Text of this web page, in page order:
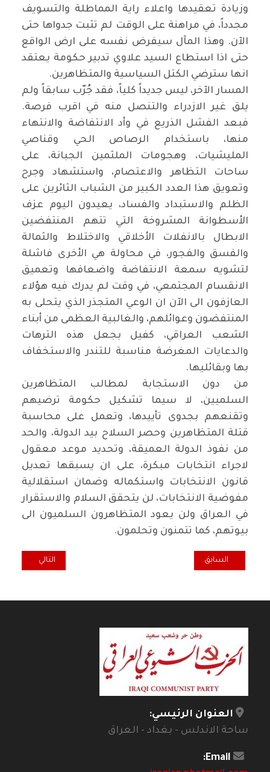
وزيادة تعقيدها واعلاء راية المماطلة والتسويف
مجدداً، في مراهنة على الوقت لم تثبت جدواها حتى
الآن. وهذا المآل سيفرض نفسه على ارض الواقع
حتى اذا استطاع السيد علاوي تدبير حكومة يعتقد
انها سترضي الكتل السياسية والمتظاهرين.
المسار الآخر، ليس جديداً كلياً، فقد جُرّب سابقاً ولم
يلق غير الازدراء والتنصل منه في اقرب فرصة.
فبعد الفشل الذريع في وأد الانتفاضة والانتهاء
منها، باستخدام الرصاص الحي وقناصي
المليشيات، وهجومات الملثمين الجبانة، على
ساحات التظاهر والاعتصام، واستشهاد وجرح
وتعويق هذا العدد الكبير من الشباب الثائرين على
الظلم والاستبداد والفساد، يعيدون اليوم عزف
الأسطوانة المشروخة التي تتهم المنتفضين
الابطال بالانفلات الأخلاقي والاختلاط والثمالة
والفسق والفجور، في محاولة هي الأخرى فاشلة
لتشويه سمعة الانتفاضة واضعافها وتعميق
الانقسام المجتمعي، في وقت لم يدرك فيه هؤلاء
العازفون الى الآن ان الوعي المتجذر الذي يتحلى به
المنتفضون وعوائلهم، والغالبية العظمى من أبناء
الشعب العراقي، كفيل بجعل هذه الترهات
والدعايات المغرضة مناسبة للتندر والاستخفاف
بها وبقائليها.
من دون الاستجابة لمطالب المتظاهرين
السلميين، لا سيما تشكيل حكومة ترضيهم
وتقنعهم بجدوى تأييدها، وتعمل على محاسبة
قتلة المتظاهرين وحصر السلاح بيد الدولة، والحد
من نفوذ الدولة العميقة، وتحديد موعد معقول
لاجراء انتخابات مبكرة، على ان يسبقها تعديل
قانون الانتخابات واستكماله وضمان استقلالية
مفوضية الانتخابات، لن يتحقق السلام والاستقرار
في العراق ولن يعود المتظاهرون السلميون الى
بيوتهم، كما تتمنون وتحلمون.
المقال السابق: وماذا عن ملفات الفساد الكبرى؟
السابق المقال التالي:
التالي
العنوان الرئيسي:
ساحة الاندلس - بغداد - العراق
Email: